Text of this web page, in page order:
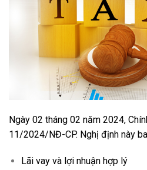
Ngày 02 tháng 02 năm 2024,
11/2024/NĐ-CP. Nghị định này
Lãi vay và lợi nhuận hợp lý